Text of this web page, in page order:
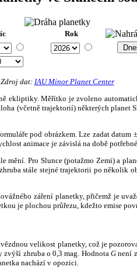
Rok
Zdroj dat: IAU Minor Planet Center
ekliptiky. Měřítko je zvoleno
(včetně trajektorií) některých planet
pod obrázkem. Lze zadat
animace je závislá na době
mění. Pro Slunce (potažmo Zemi) a
stále stejné trajektorii po
záření planetky, přičemž je
je plochou průřezu, kdežto emise
velikost planetky, což je
zvýší zhruba o 0,3 mag. HodnotaG není
nachází v opozici.